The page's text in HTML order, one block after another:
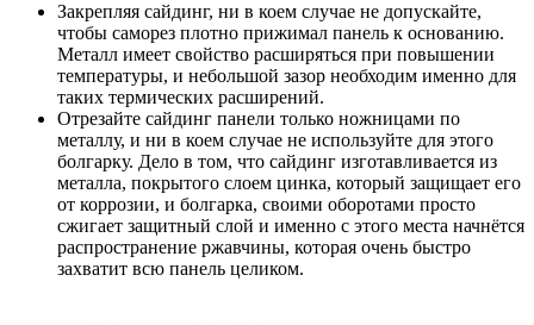
Закрепляя сайдинг, ни в коем случае не допускайте,
чтобы саморез плотно прижимал панель к основанию.
Металл имеет свойство расширяться при повышении
температуры, и небольшой зазор необходим именно для
таких термических расширений.
Отрезайте сайдинг панели только ножницами по
металлу, и ни в коем случае не используйте для этого
болгарку. Дело в том, что сайдинг изготавливается из
металла, покрытого слоем цинка, который защищает его
от коррозии, и болгарка, своими оборотами просто
сжигает защитный слой и именно с этого места начнётся
распространение ржавчины, которая очень быстро
захватит всю панель целиком.